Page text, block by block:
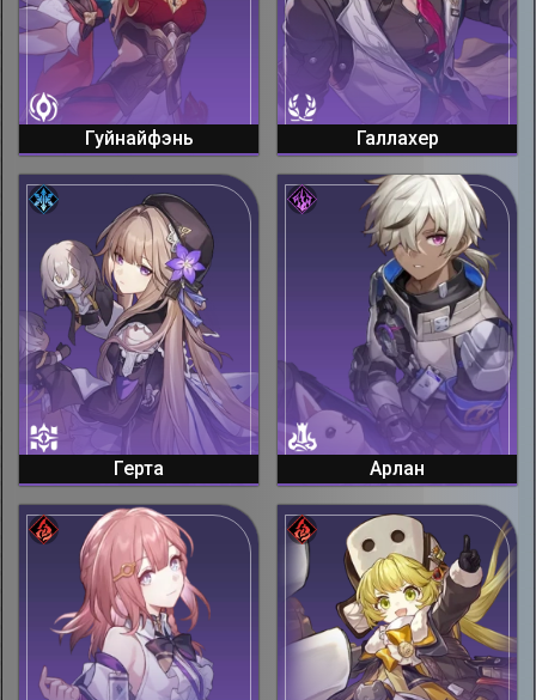
Гуйнайфэнь Галлахер
Герта Арлан